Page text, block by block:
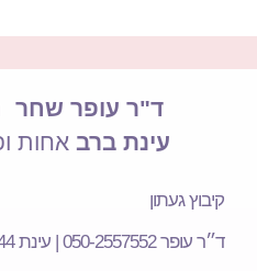
ד"ר עופר שחר
עינת ברבאחות
קיבוץ געתון
ד״ר עופר 050-2557552 | עינת 052-8947744